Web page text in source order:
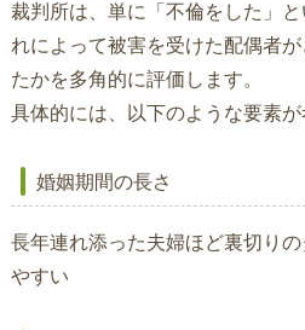
裁判所は、単に「不倫をした」
れによって被害を受けた配偶者
たかを多角的に評価します。
具体的には、以下のような要素が
婚姻期間の長さ
長年連れ添った夫婦ほど裏切り
やすい